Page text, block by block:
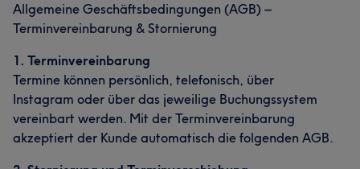
Allgemeine Geschäftsbedingungen (AGB) –
Terminvereinbarung & Stornierung
1. Terminvereinbarung
Termine können persönlich, telefonisch, über
Instagram oder über das jeweilige Buchungssystem
vereinbart werden. Mit der Terminvereinbarung
akzeptiert der Kunde automatisch die folgenden AGB.